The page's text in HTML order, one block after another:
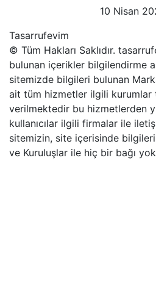
10 Nisan
Tasarrufevim
© Tüm Hakları Saklıdır.
bulunan içerikler bilgilendirme
sitemizde bilgileri bulunan
ait tüm hizmetler ilgili kurumlar
verilmektedir bu hizmetlerden
kullanıcılar ilgili firmalar ile
sitemizin, site içerisinde
ve Kuruluşlar ile hiç bir bağı